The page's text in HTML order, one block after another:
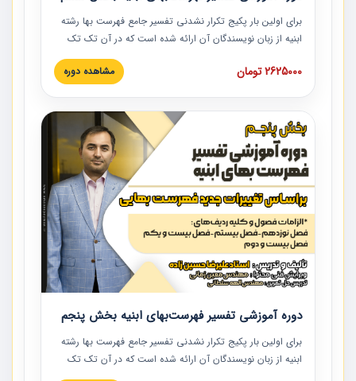
برای اولین بار پکیج تکرار نشدنی تفسیر جامع فهرست بها رشته
ابنیه از زبان نویسندگان آن ارائه شده است که در آن تک تک
ردیف ها و مطالب فهرست بها تفسیر و ارائه شده است. این
دوره به صورت کامل تصویری بوده و به همراه تصاویر عملیات
دوره با کلام مهندس علیرضاحسین‌زاده مدیر پروژه مهندسی
مشاور در امر بازنگری فهرست بها رشته ابنیه ارائه شده و به تمام
همکارانی که در حوزه صنعت ساخت در حال فعالیت هستند حتما
توصیه می کنیم از مطالب این دوره استفاده نمایند.
2625000 تومان مشاهده دوره
دوره آموزشی تفسیر فهرست‌بهای ابنیه بخش پنجم
برای اولین بار پکیج تکرار نشدنی تفسیر جامع فهرست بها رشته
ابنیه از زبان نویسندگان آن ارائه شده است که در آن تک تک
ردیف ها و مطالب فهرست بها تفسیر و ارائه شده است. این